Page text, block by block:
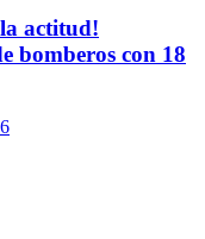
actitud!
bomberos con 18